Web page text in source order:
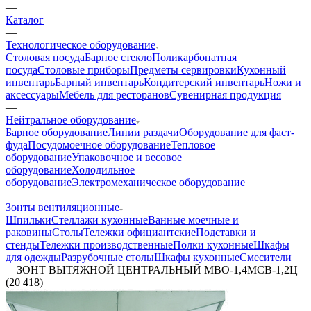
—
Каталог
—
Технологическое оборудование
Столовая посудаБарное стеклоПоликарбонатная
посудаСтоловые приборыПредметы сервировкиКухонный
инвентарьБарный инвентарьКондитерский инвентарьНожи и
аксессуарыМебель для ресторановСувенирная продукция
—
Нейтральное оборудование
Барное оборудованиеЛинии раздачиОборудование для фаст-
фудаПосудомоечное оборудованиеТепловое
оборудованиеУпаковочное и весовое
оборудованиеХолодильное
оборудованиеЭлектромеханическое оборудование
—
Зонты вентиляционные
ШпилькиСтеллажи кухонныеВанные моечные и
раковиныСтолыТележки официантскиеПодставки и
стендыТележки производственныеПолки кухонныеШкафы
для одеждыРазрубочные столыШкафы кухонныеСмесители
—ЗОНТ ВЫТЯЖНОЙ ЦЕНТРАЛЬНЫЙ МВО-1,4МСВ-1,2Ц
(20 418)